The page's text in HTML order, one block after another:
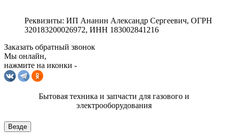
Реквизиты: ИП Ананин Александр Сергеевич, ОГРН
320183200026972, ИНН 183002841216
Заказать обратный звонок
Мы онлайн,
нажмите на иконки -
Бытовая техника и запчасти для газового и
электрооборудования
Везде